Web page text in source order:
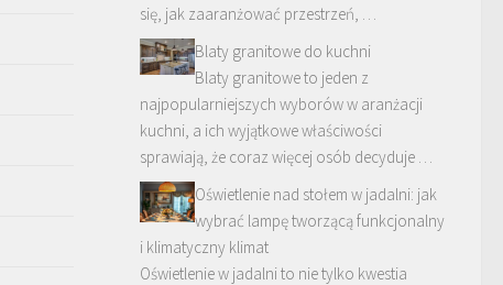
się, jak zaaranżować przestrzeń, …
Blaty granitowe do kuchni
Blaty granitowe to jeden z
najpopularniejszych wyborów w aranżacji
kuchni, a ich wyjątkowe właściwości
sprawiają, że coraz więcej osób decyduje …
Oświetlenie nad stołem w jadalni: jak
wybrać lampę tworzącą funkcjonalny
i klimatyczny klimat
Oświetlenie w jadalni to nie tylko kwestia